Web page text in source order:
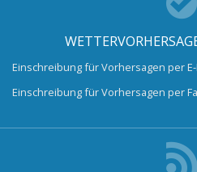
Einschreibung für Vorhersagen per
Einschreibung für Vorhersagen per